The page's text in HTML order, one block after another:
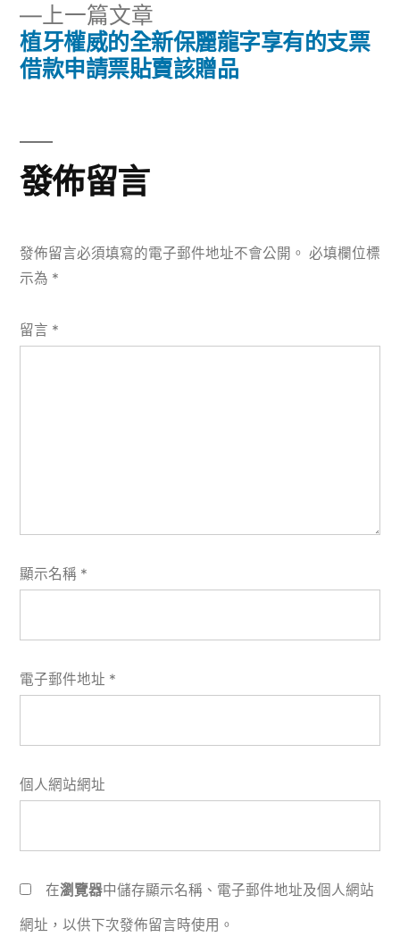
導
覽
上一篇文章
一
篇
植牙權威的全新保麗龍字享有的支票
借款申請票貼賣該贈品
發佈留言
發佈留言必須填寫的電子郵件地址不會公開。 必填欄位標
示為 *
留言 *
顯示名稱 *
電子郵件地址 *
個人網站網址
在瀏覽器中儲存顯示名稱、電子郵件地址及個人網站
網址，以供下次發佈留言時使用。